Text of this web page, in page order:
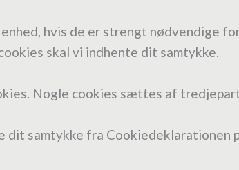
enhed, hvis de er strengt nødvendige
skal vi indhente dit samtykke.
Nogle cookies sættes af
samtykke fra Cookiedeklarationen